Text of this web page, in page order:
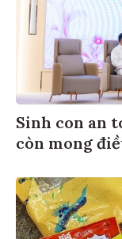
Sinh con an
còn mong